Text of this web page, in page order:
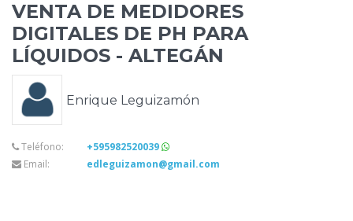
VENTA DE MEDIDORES
DIGITALES DE PH PARA
LÍQUIDOS - ALTEGÁN
Enrique Leguizamón
Teléfono:
+595982520039
Email:
edleguizamon@gmail.com